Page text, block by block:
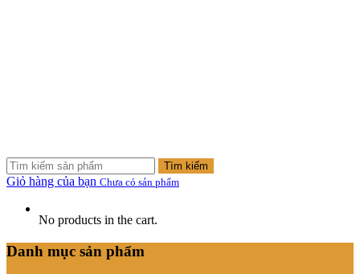
Tìm kiếm
Giỏ hàng của bạn Chưa có sản phẩm
No products in the cart.
Danh mục sản phẩm